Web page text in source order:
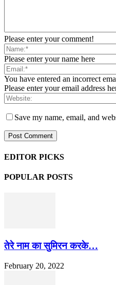
Please enter your comment!
Please enter your name here
You have entered an incorrect
Please enter your email address
Save my name, email, and
EDITOR PICKS
POPULAR POSTS
तेरे नाम का सुमिरन करके…
February 20, 2022